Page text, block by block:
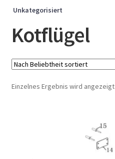
Unkategorisiert
Kotflügel
Einzelnes Ergebnis wird angezeigt